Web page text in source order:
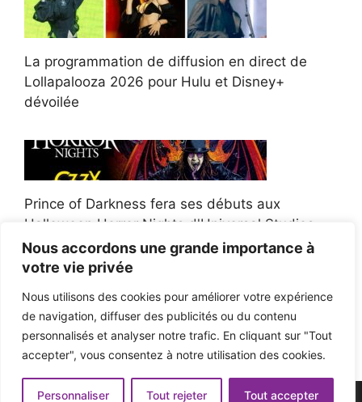
Nous accordons une grande importance à
votre vie privée
Nous utilisons des cookies pour améliorer votre expérience
de navigation, diffuser des publicités ou du contenu
personnalisés et analyser notre trafic. En cliquant sur "Tout
accepter", vous consentez à notre utilisation des cookies.
Personnaliser Tout rejeter Tout accepter
La programmation de diffusion en direct de
Lollapalooza 2026 pour Hulu et Disney+
dévoilée
Prince of Darkness fera ses débuts aux
Halloween Horror Nights d'Universal Studios
Afroman poursuit un policier de l'Ohio après la
victoire du jury en diffamation